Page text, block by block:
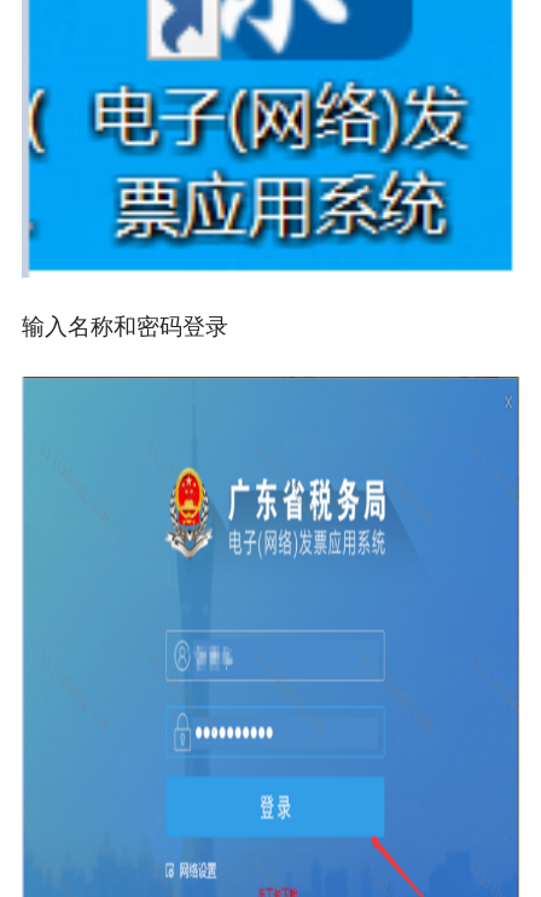
输入名称和密码登录